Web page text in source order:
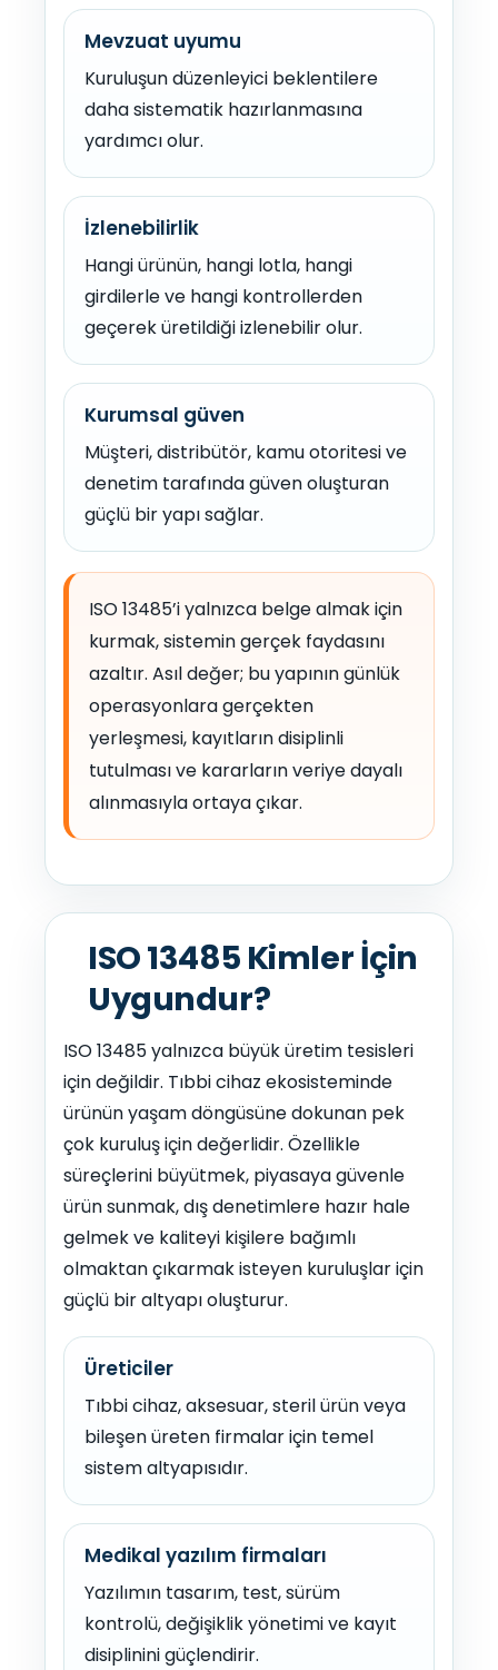
Mevzuat uyumu
Kuruluşun düzenleyici beklentilere
daha sistematik hazırlanmasına
yardımcı olur.
İzlenebilirlik
Hangi ürünün, hangi lotla, hangi
girdilerle ve hangi kontrollerden
geçerek üretildiği izlenebilir olur.
Kurumsal güven
Müşteri, distribütör, kamu otoritesi ve
denetim tarafında güven oluşturan
güçlü bir yapı sağlar.
ISO 13485’i yalnızca belge almak için
kurmak, sistemin gerçek faydasını
azaltır. Asıl değer; bu yapının günlük
operasyonlara gerçekten
yerleşmesi, kayıtların disiplinli
tutulması ve kararların veriye dayalı
alınmasıyla ortaya çıkar.
ISO 13485 Kimler İçin
Uygundur?
ISO 13485 yalnızca büyük üretim tesisleri
için değildir. Tıbbi cihaz ekosisteminde
ürünün yaşam döngüsüne dokunan pek
çok kuruluş için değerlidir. Özellikle
süreçlerini büyütmek, piyasaya güvenle
ürün sunmak, dış denetimlere hazır hale
gelmek ve kaliteyi kişilere bağımlı
olmaktan çıkarmak isteyen kuruluşlar için
güçlü bir altyapı oluşturur.
Üreticiler
Tıbbi cihaz, aksesuar, steril ürün veya
bileşen üreten firmalar için temel
sistem altyapısıdır.
Medikal yazılım firmaları
Yazılımın tasarım, test, sürüm
kontrolü, değişiklik yönetimi ve kayıt
disiplinini güçlendirir.